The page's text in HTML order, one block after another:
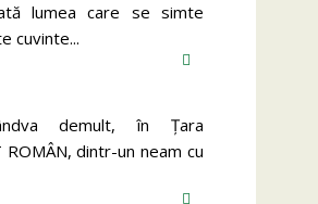
lumea care se simte
cuvinte...
demult, în Ţara
ROMÂN, dintr-un neam cu